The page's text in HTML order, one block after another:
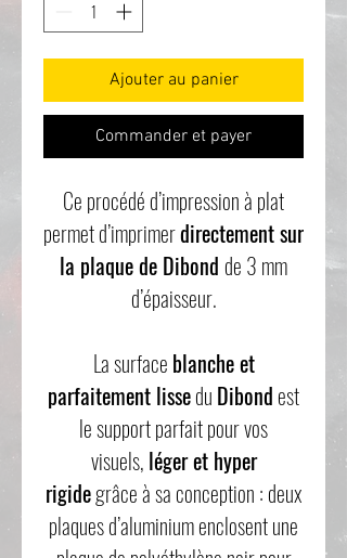
Ajouter au panier
Commander et payer
Ce procédé d’impression à plat
permet d’imprimerdirectement sur
la plaque de Dibond de 3 mm
d’épaisseur.
La surface blanche et
parfaitement lissedu Dibond est
le support parfait pour vos
visuels, léger et hyper
rigidegrâce à sa conception : deux
plaques d’aluminium enclosent une